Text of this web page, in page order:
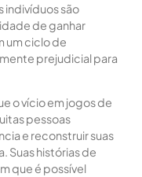
indivíduos são
de ganhar
um ciclo de
prejudicial para
o vício em jogos de
pessoas
e reconstruir suas
Suas histórias de
que é possível